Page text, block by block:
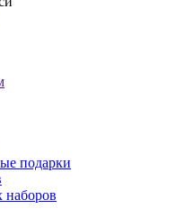
подарки
наборов